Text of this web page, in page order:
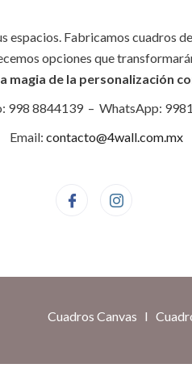
espacios. Fabricamos cuadros
opciones que
magia de la personalización
998 8844139 – WhatsApp:
Email: contacto@4wall.com.mx
Cuadros Canvas I